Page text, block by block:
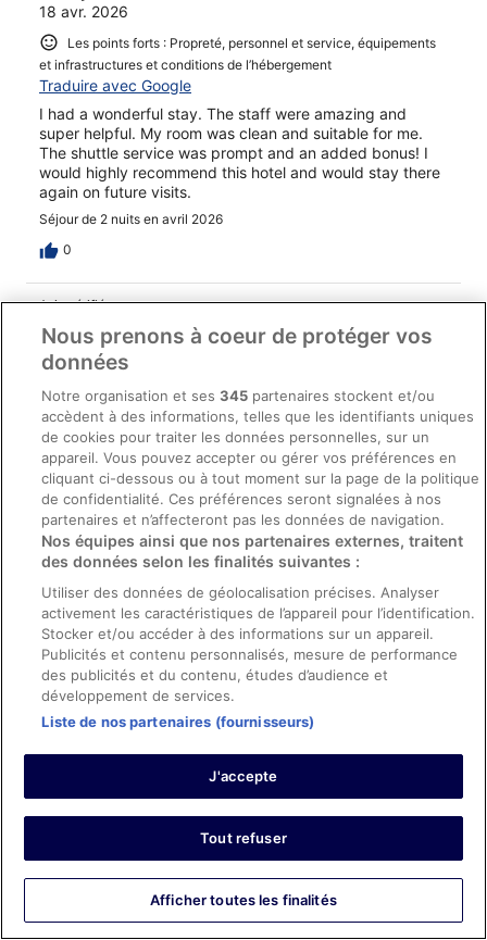
18 avr. 2026
Les points forts : Propreté, personnel et service, équipements
et infrastructures et conditions de l’hébergement
Traduire avec Google
I had a wonderful stay. The staff were amazing and
super helpful. My room was clean and suitable for me.
The shuttle service was prompt and an added bonus! I
would highly recommend this hotel and would stay there
again on future visits.
Séjour de 2 nuits en avril 2026
0
Avis vérifié
10/10 Excellent
theresa
6 janv. 2026
Les points forts : Propreté, équipements, infrastructures et
conditions de l’hébergement
Traduire avec Google
Great stay would stay again when I return to Zurich
Séjour de 1 nuit en décembre 2025
0
Avis vérifié
8/10 Bien
Chau
21 déc. 2025
Les points forts : Propreté, équipements, infrastructures et
Traduire avec Google
Good, short stay near the airport.
Séjour de 1 nuit en octobre 2025
8/10 Bien
Nous prenons à coeur de protéger vos
données
Notre organisation et ses345 partenaires stockent et/ou
accèdent à des informations, telles que les identifiants uniques
de cookies pour traiter les données personnelles, sur un
appareil. Vous pouvez accepter ou gérer vos préférences en
cliquant ci-dessous ou à tout moment sur la page de la politique
de confidentialité. Ces préférences seront signalées à nos
partenaires et n’affecteront pas les données de navigation.
Nos équipes ainsi que nos partenaires externes, traitent
des données selon les finalités suivantes :
Utiliser des données de géolocalisation précises. Analyser
activement les caractéristiques de l’appareil pour l’identification.
Stocker et/ou accéder à des informations sur un appareil.
Publicités et contenu personnalisés, mesure de performance
des publicités et du contenu, études d’audience et
développement de services.
Liste de nos partenaires (fournisseurs)
J'accepte
Tout refuser
Afficher toutes les finalités